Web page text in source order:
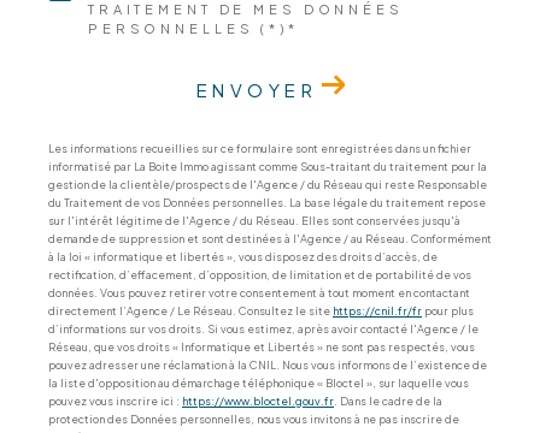
TRAITEMENT DE MES DONNÉES
PERSONNELLES (*)*
ENVOYER
Les informations recueillies sur ce formulaire sont enregistrées dans un fichier
informatisé par La Boite Immo agissant comme Sous-traitant du traitement pour la
gestion de la clientèle/prospects de l'Agence / du Réseau qui reste Responsable
du Traitement de vos Données personnelles. La base légale du traitement repose
sur l'intérêt légitime de l'Agence / du Réseau. Elles sont conservées jusqu'à
demande de suppression et sont destinées à l'Agence / au Réseau. Conformément
à la loi « informatique et libertés », vous disposez des droits d’accès, de
rectification, d’effacement, d’opposition, de limitation et de portabilité de vos
données. Vous pouvez retirer votre consentement à tout moment en contactant
directement l’Agence / Le Réseau. Consultez le site https://cnil.fr/fr pour plus
d’informations sur vos droits. Si vous estimez, après avoir contacté l'Agence / le
Réseau, que vos droits « Informatique et Libertés » ne sont pas respectés, vous
pouvez adresser une réclamation à la CNIL. Nous vous informons de l’existence de
la liste d'opposition au démarchage téléphonique « Bloctel », sur laquelle vous
pouvez vous inscrire ici : https://www.bloctel.gouv.fr . Dans le cadre de la
protection des Données personnelles, nous vous invitons à ne pas inscrire de